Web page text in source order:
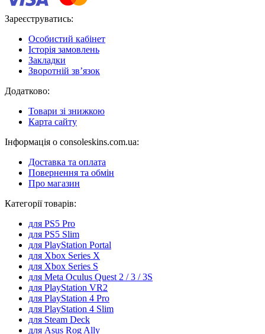
Зареєструватись:
Особистий кабінет
Історія замовлень
Закладки
Зворотній зв’язок
Додатково:
Товари зі знижкою
Карта сайту
Інформація о consoleskins.com.ua:
Доставка та оплата
Повернення та обмін
Про магазин
Категорії товарів:
для PS5 Pro
для PS5 Slim
для PlayStation Portal
для Xbox Series X
для Xbox Series S
для Meta Oculus Quest 2 / 3 / 3S
для PlayStation VR2
для PlayStation 4 Pro
для PlayStation 4 Slim
для Steam Deck
для Asus Rog Ally